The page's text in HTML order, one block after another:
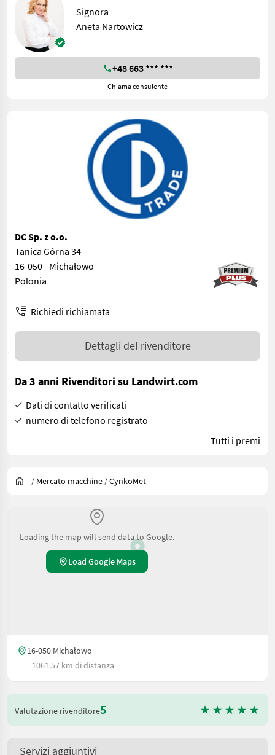
Signora
Aneta Nartowicz
+48 663 *** ***
Chiama consulente
DC Sp. z o.o.
Tanica Górna 34
16-050 - Michałowo
Polonia
Richiedi richiamata
Dettagli del rivenditore
Da 3 anni Rivenditori su Landwirt.com
Dati di contatto verificati
numero di telefono registrato
Tutti i premi
/ Mercato macchine /CynkoMet
Loading the map will send data to Google.
Load Google Maps
16-050 Michałowo
1061.57 km di distanza
Valutazione rivenditore5
Servizi aggiuntivi